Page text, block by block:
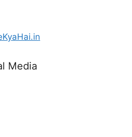
Media